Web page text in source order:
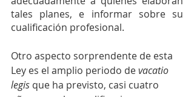
tales planes, e informar sobre su
cualificación profesional.
Otro aspecto sorprendente de esta
Ley es el amplio periodo de vacatio
legis que ha previsto, casi cuatro